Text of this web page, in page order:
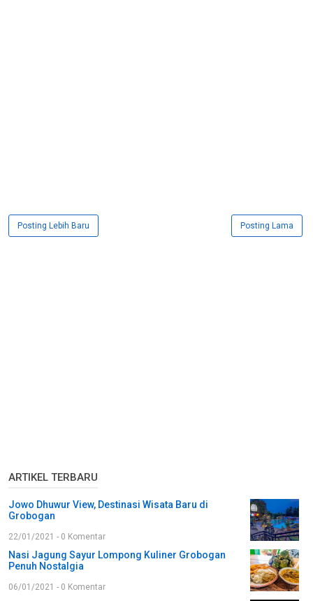
Posting Lebih Baru Posting Lama
ARTIKEL TERBARU
Jowo Dhuwur View, Destinasi Wisata Baru di
Grobogan
22/01/2021 - 0 Komentar
Nasi Jagung Sayur Lompong Kuliner Grobogan
Penuh Nostalgia
06/01/2021 - 0 Komentar